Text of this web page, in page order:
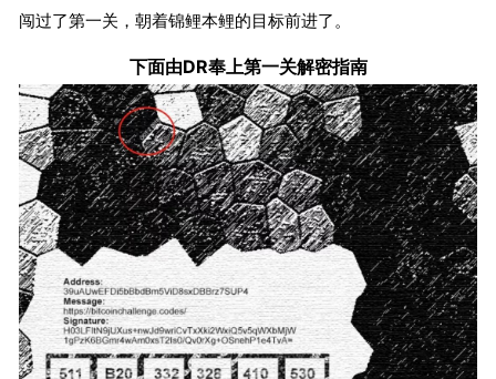
闯过了第一关，朝着锦鲤本鲤的目标前进了。
下面由DR奉上第一关解密指南